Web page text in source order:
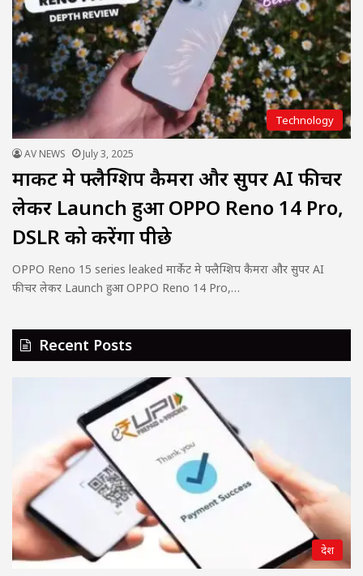
Technology
AV NEWS July 3, 2025
मार्केट मे फ्लैग्शिप कैमरा और सुपर AI फीचर
लेकर Launch हुआ OPPO Reno 14 Pro,
DSLR को करेंगा पीछे
OPPO Reno 15 series leaked मार्केट मे फ्लैग्शिप कैमरा और सुपर AI
फीचर लेकर Launch हुआ OPPO Reno 14 Pro,…
Recent Posts
देश